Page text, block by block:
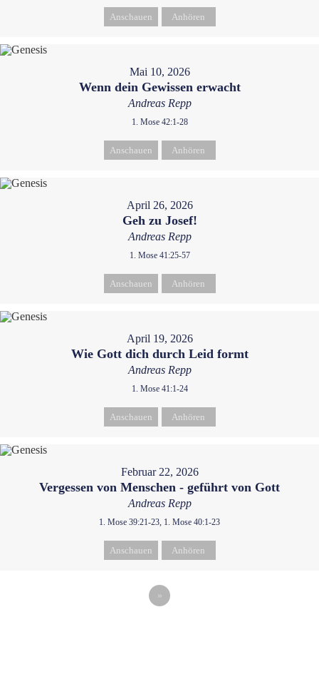
Anschauen Anhören
Mai 10, 2026
Wenn dein Gewissen erwacht
Andreas Repp
1. Mose 42:1-28
Anschauen Anhören
April 26, 2026
Geh zu Josef!
Andreas Repp
1. Mose 41:25-57
Anschauen Anhören
April 19, 2026
Wie Gott dich durch Leid formt
Andreas Repp
1. Mose 41:1-24
Anschauen Anhören
Februar 22, 2026
Vergessen von Menschen - geführt von Gott
Andreas Repp
1. Mose 39:21-23, 1. Mose 40:1-23
Anschauen Anhören
»